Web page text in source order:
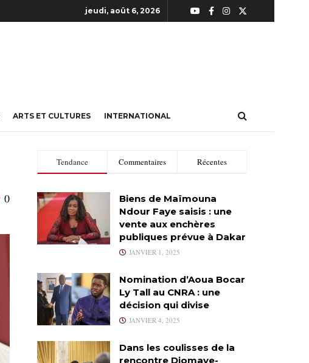
jeudi, août 6, 2026
ARTS ET CULTURES INTERNATIONAL
0
Tendance Commentaires Récentes
Biens de Maïmouna
Ndour Faye saisis : une
vente aux enchères
publiques prévue à Dakar
JANVIER 1, 2025
Nomination d’Aoua Bocar
Ly Tall au CNRA : une
décision qui divise
JANVIER 4, 2025
Dans les coulisses de la
rencontre Diomaye-